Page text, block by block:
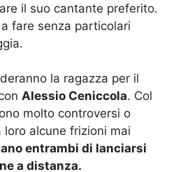
il suo cantante preferito.
fare senza particolari
la ragazza per il
Alessio Ceniccola. Col
molto controversi o
alcune frizioni mai
entrambi di lanciarsi
a distanza.